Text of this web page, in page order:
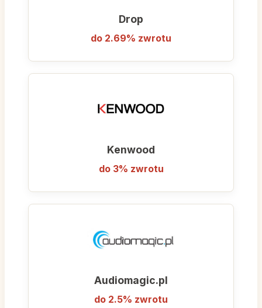
Drop
do 2.69% zwrotu
Kenwood
do 3% zwrotu
Audiomagic.pl
do 2.5% zwrotu